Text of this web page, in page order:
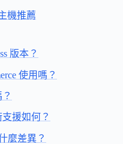
機推薦
版本？
使用嗎？
援如何？
麼差異？